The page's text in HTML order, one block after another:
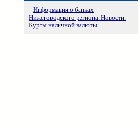
Информация о банках
Нижегородского региона. Новости.
Курсы наличной валюты.